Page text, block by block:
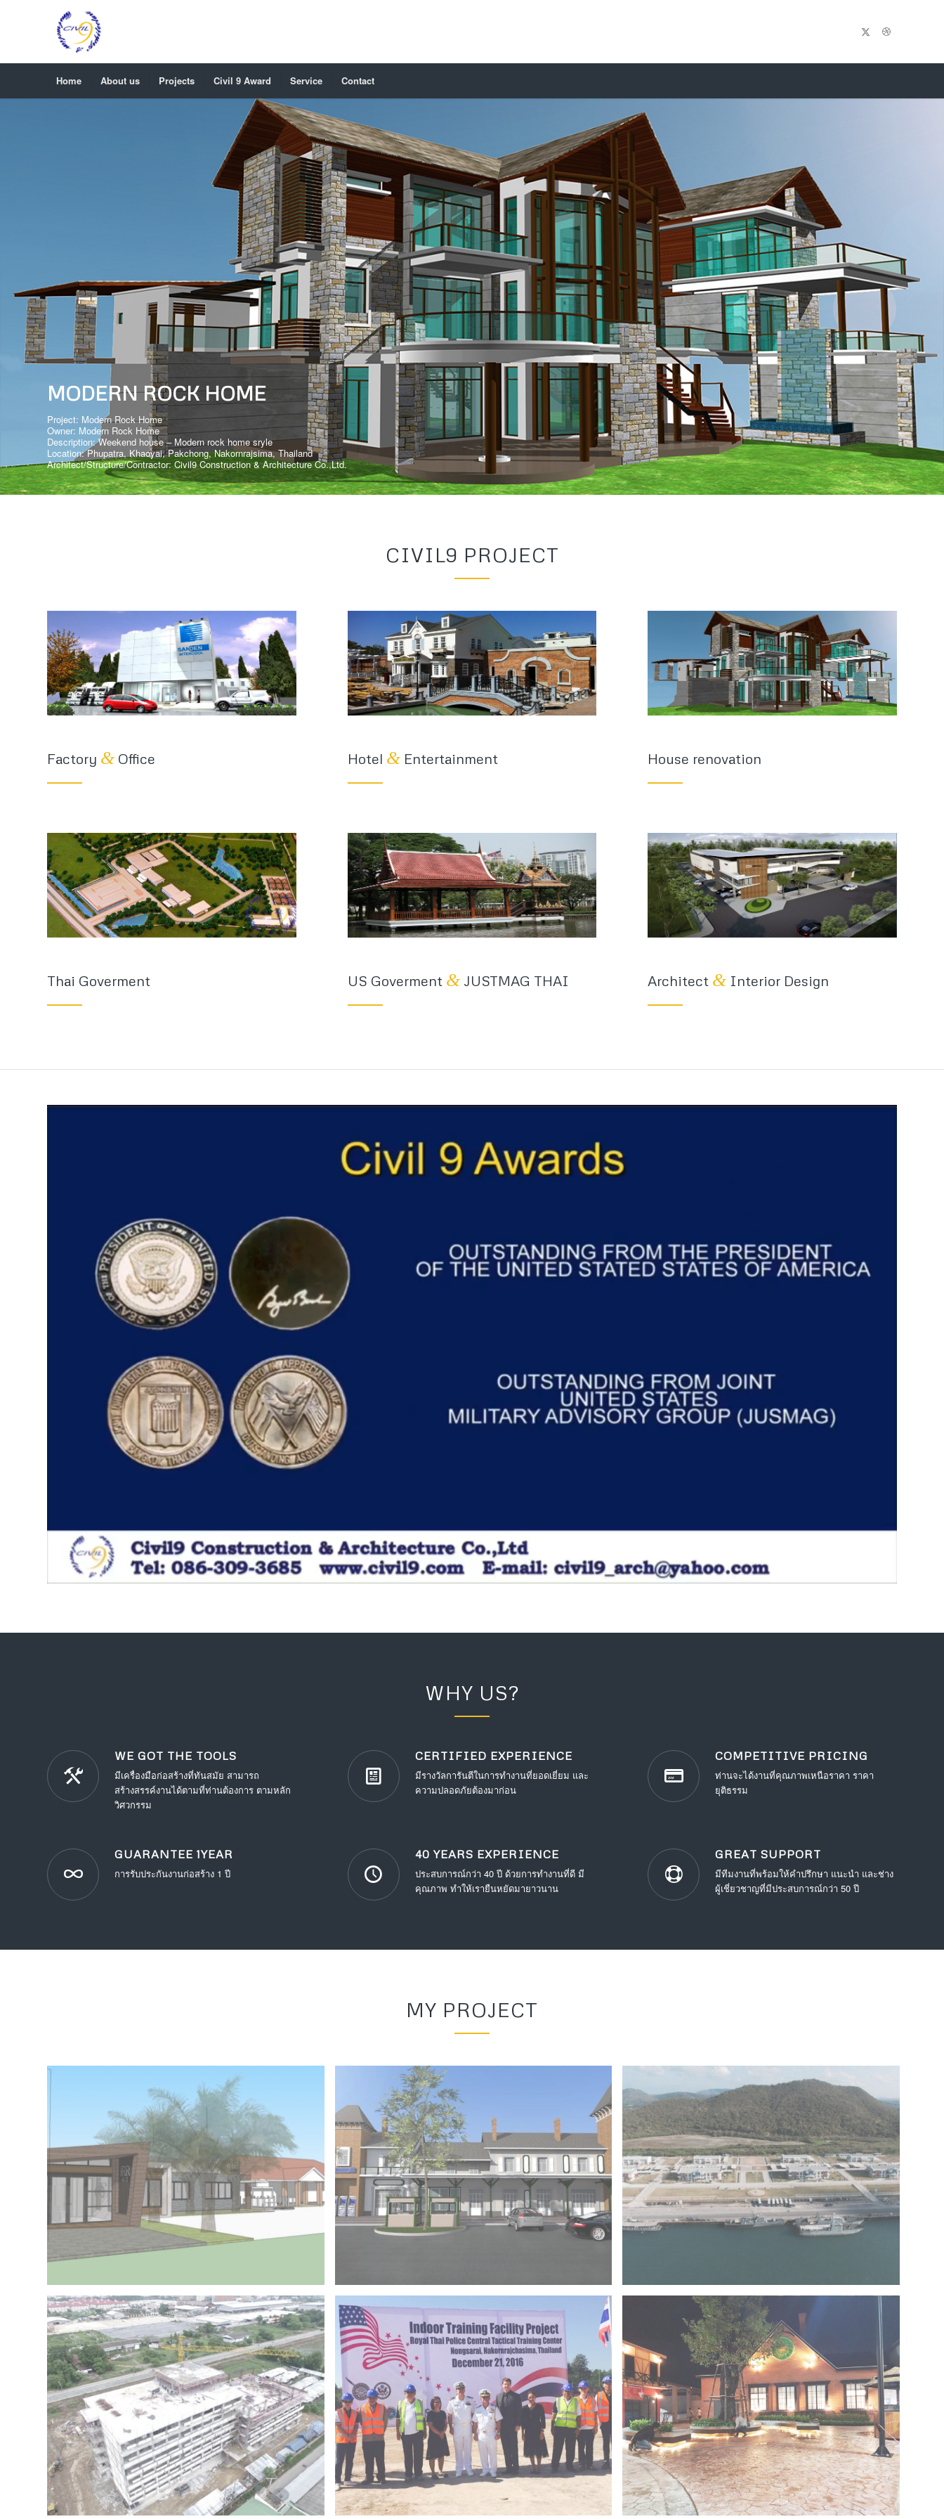
Home About us Projects Civil 9 Award Service Contact
MODERN ROCK HOME
Project: Modern Rock Home
Owner: Modern Rock Home
Description: Weekend house – Modern rock home sryle
Location: Phupatra, Khaoyai, Pakchong, Nakornrajsima, Thailand
Architect/Structure/Contractor: Civil9 Construction & Architecture Co.,Ltd.
CIVIL9 PROJECT
Factory & Office Hotel &Entertainment House renovation
Thai Goverment US Goverment &JUSTMAG THAI Architect & Interior Design
WHY US?
WE GOT THE TOOLS
มีเครื่องมือก่อสร้างที่ทันสมัย สามารถ
สร้างสรรค์งานได้ตามที่ท่านต้องการ ตามหลัก
วิศวกรรม
CERTIFIED EXPERIENCE
มีรางวัลการันตีในการทำงานที่ยอดเยี่ยม และ
ความปลอดภัยต้องมาก่อน
COMPETITIVE PRICING
ท่านจะได้งานที่คุณภาพเหนือราคา ราคา
ยุติธรรม
GUARANTEE 1YEAR
การรับประกันงานก่อสร้าง 1 ปี
40 YEARS EXPERIENCE
ประสบการณ์กว่า 40 ปี ด้วยการทำงานที่ดี มี
คุณภาพ ทำให้เรายืนหยัดมายาวนาน
GREAT SUPPORT
มีทีมงานที่พร้อมให้คำปรึกษา แนะนำ และช่าง
ผู้เชี่ยวชาญที่มีประสบการณ์กว่า 50 ปี
MY PROJECT
Project 15 – IRR OFFICE Project 14 – Bangchak khonkaen Project 13 – Multipurpose Facility